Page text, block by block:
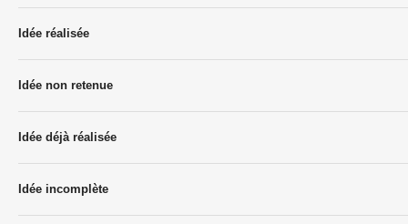
Idée réalisée
Idée non retenue
Idée déjà réalisée
Idée incomplète